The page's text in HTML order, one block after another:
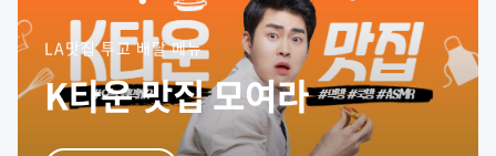
LA맛집 투고 배달 메뉴
K타운 맛집 모여라